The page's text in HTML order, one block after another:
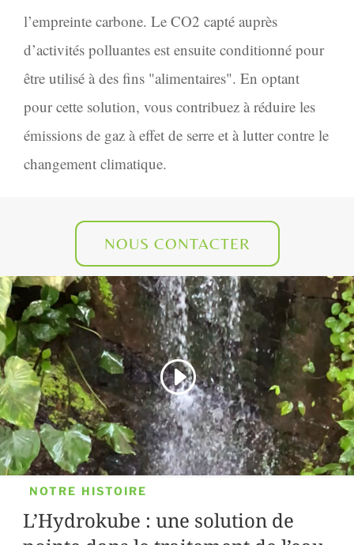
l’empreinte carbone. Le CO2 capté auprès
d’activités polluantes est ensuite conditionné pour
être utilisé à des fins "alimentaires". En optant
pour cette solution, vous contribuez à réduire les
émissions de gaz à effet de serre et à lutter contre le
changement climatique.
NOUS CONTACTER
NOTRE HISTOIRE
L’Hydrokube : une solution de